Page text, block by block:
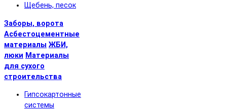
Щебень, песок
Заборы, ворота
Асбестоцементные
материалы ЖБИ,
люки Материалы
для сухого
строительства
Гипсокартонные
системы